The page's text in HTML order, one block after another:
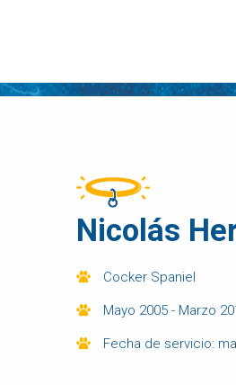
Nicolás
Cocker Spaniel
Mayo 2005 - Marzo
Fecha de servicio: